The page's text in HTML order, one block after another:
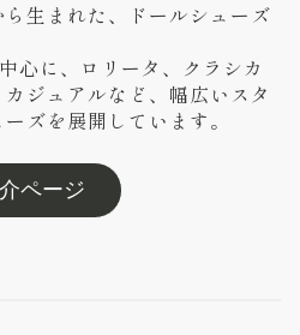
生まれた、ドールシューズ
心に、ロリータ、クラシカ
ジュアルなど、幅広いスタ
ズを展開しています。
ページ